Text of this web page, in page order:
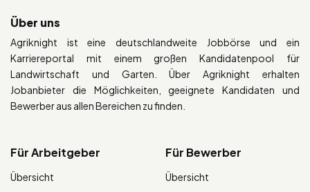
Über uns
Agriknight ist eine deutschlandweite Jobbörse und ein
Karriereportal mit einem großen Kandidatenpool für
Landwirtschaft und Garten. Über Agriknight erhalten
Jobanbieter die Möglichkeiten, geeignete Kandidaten und
Bewerber aus allen Bereichen zu finden.
Für Arbeitgeber
Übersicht
Für Bewerber
Übersicht